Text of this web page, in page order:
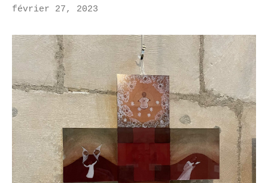
février 27, 2023